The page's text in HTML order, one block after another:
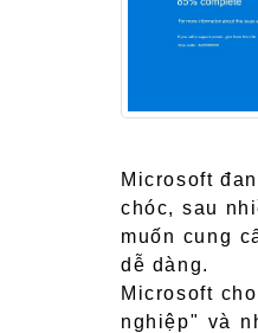
Microsoft
chóc, sau
muốn cung
dễ dàng.
Microsoft
nghiệp" và